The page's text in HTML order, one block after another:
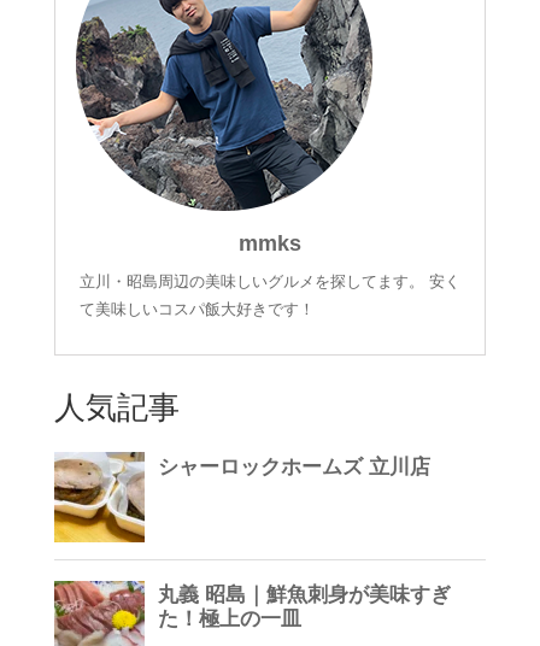
mmks
立川・昭島周辺の美味しいグルメを探してます。 安く
て美味しいコスパ飯大好きです！
人気記事